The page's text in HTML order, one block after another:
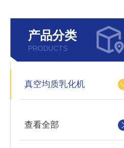
产品分类
PRODUCTS
真空均质乳化机
查看全部